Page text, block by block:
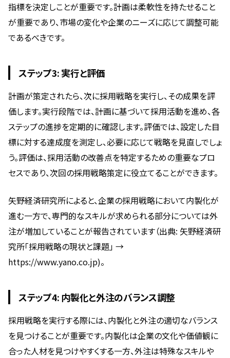
指標を決定しことが重要です。計画は柔軟性を持たせること
が重要であり、市場の変化や企業のニーズに応じて調整可能
であるべきです。
ステップ3: 実行と評価
計画が策定されたら、次に採用戦略を実行し、その成果を評
価します。実行段階では、計画に基づいて採用活動を進め、各
ステップの進捗を定期的に確認します。評価では、設定した目
標に対する達成度を測定し、必要に応じて戦略を見直しでしょ
う。評価は、採用活動の改善点を特定するための重要なプロ
セスであり、次回の採用戦略策定に役立てることができます。
矢野経済研究所によると、企業の採用戦略において内製化が
進む一方で、専門的なスキルが求められる部分については外
注が増加していることが報告されています（出典: 矢野経済研
究所「採用戦略の現状と課題」 →
https://www.yano.co.jp)。
ステップ4: 内製化と外注のバランス調整
採用戦略を実行する際には、内製化と外注の適切なバランス
を見つけることが重要です。内製化は企業の文化や価値観に
合った人材を見つけやすくする一方、外注は特殊なスキルや